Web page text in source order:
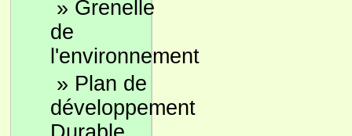
» Grenelle
de
l'environnement
» Plan de
développement